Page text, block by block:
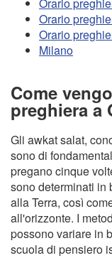
Orario
Orario
Milano
Come
preghiera a
Gli awkat salat,
sono di
pregano cinque
sono determinati in
alla Terra, così
all'orizzonte. I
possono variare in
scuola di pensiero